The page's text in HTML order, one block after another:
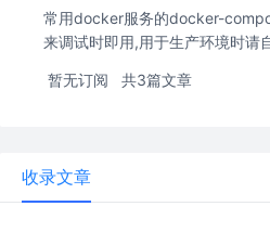
常用docker服务的docker-
来调试时即用,用于生产环境时请
暂无订阅 共3篇文章
收录文章